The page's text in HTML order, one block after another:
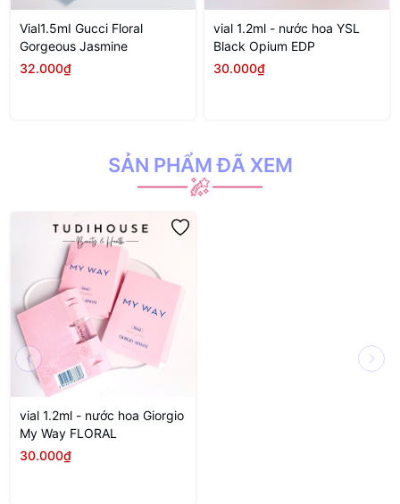
Vial1.5mI Gucci Floral
Gorgeous Jasmine
32.000₫
vial 1.2ml - nước hoa YSL
Black Opium EDP
30.000₫
SẢN PHẨM ĐÃ XEM
vial 1.2ml - nước hoa Giorgio
My Way FLORAL
30.000₫